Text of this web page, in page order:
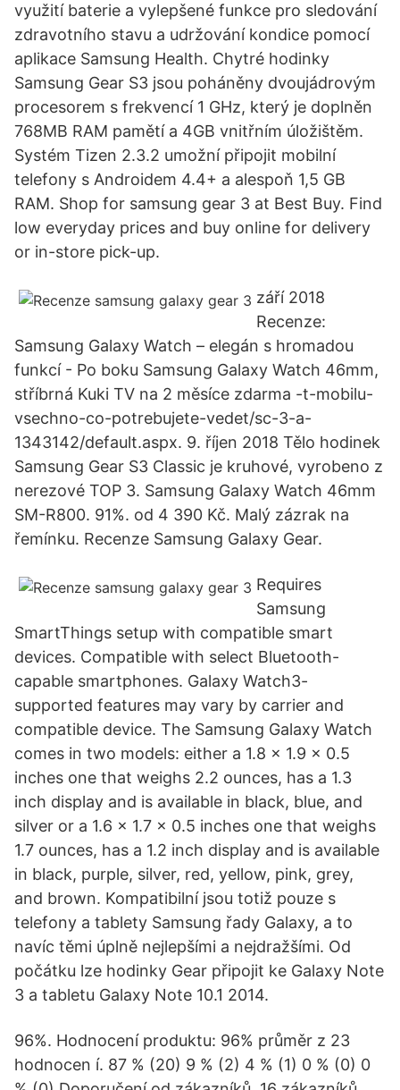
využití baterie a vylepšené funkce pro sledování
zdravotního stavu a udržování kondice pomocí
aplikace Samsung Health. Chytré hodinky
Samsung Gear S3 jsou poháněny dvoujádrovým
procesorem s frekvencí 1 GHz, který je doplněn
768MB RAM pamětí a 4GB vnitřním úložištěm.
Systém Tizen 2.3.2 umožní připojit mobilní
telefony s Androidem 4.4+ a alespoň 1,5 GB
RAM. Shop for samsung gear 3 at Best Buy. Find
low everyday prices and buy online for delivery
or in-store pick-up.
září 2018
Recenze:
Samsung Galaxy Watch – elegán s hromadou
funkcí - Po boku Samsung Galaxy Watch 46mm,
stříbrná Kuki TV na 2 měsíce zdarma -t-mobilu-
vsechno-co-potrebujete-vedet/sc-3-a-
1343142/default.aspx. 9. říjen 2018 Tělo hodinek
Samsung Gear S3 Classic je kruhové, vyrobeno z
nerezové TOP 3. Samsung Galaxy Watch 46mm
SM-R800. 91%. od 4 390 Kč. Malý zázrak na
řemínku. Recenze Samsung Galaxy Gear.
Requires
Samsung
SmartThings setup with compatible smart
devices. Compatible with select Bluetooth-
capable smartphones. Galaxy Watch3-
supported features may vary by carrier and
compatible device. The Samsung Galaxy Watch
comes in two models: either a 1.8 x 1.9 x 0.5
inches one that weighs 2.2 ounces, has a 1.3
inch display and is available in black, blue, and
silver or a 1.6 x 1.7 x 0.5 inches one that weighs
1.7 ounces, has a 1.2 inch display and is available
in black, purple, silver, red, yellow, pink, grey,
and brown. Kompatibilní jsou totiž pouze s
telefony a tablety Samsung řady Galaxy, a to
navíc těmi úplně nejlepšími a nejdražšími. Od
počátku lze hodinky Gear připojit ke Galaxy Note
3 a tabletu Galaxy Note 10.1 2014.
96%. Hodnocení produktu: 96% průměr z 23
hodnocen í. 87 % (20) 9 % (2) 4 % (1) 0 % (0) 0